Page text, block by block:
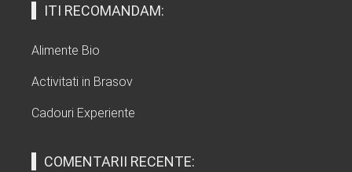
ITI RECOMANDAM:
Alimente Bio
Activitati in Brasov
Cadouri Experiente
COMENTARII RECENTE: